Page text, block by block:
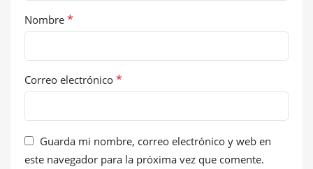
Nombre *
Correo electrónico *
Guarda mi nombre, correo electrónico y web en
este navegador para la próxima vez que comente.